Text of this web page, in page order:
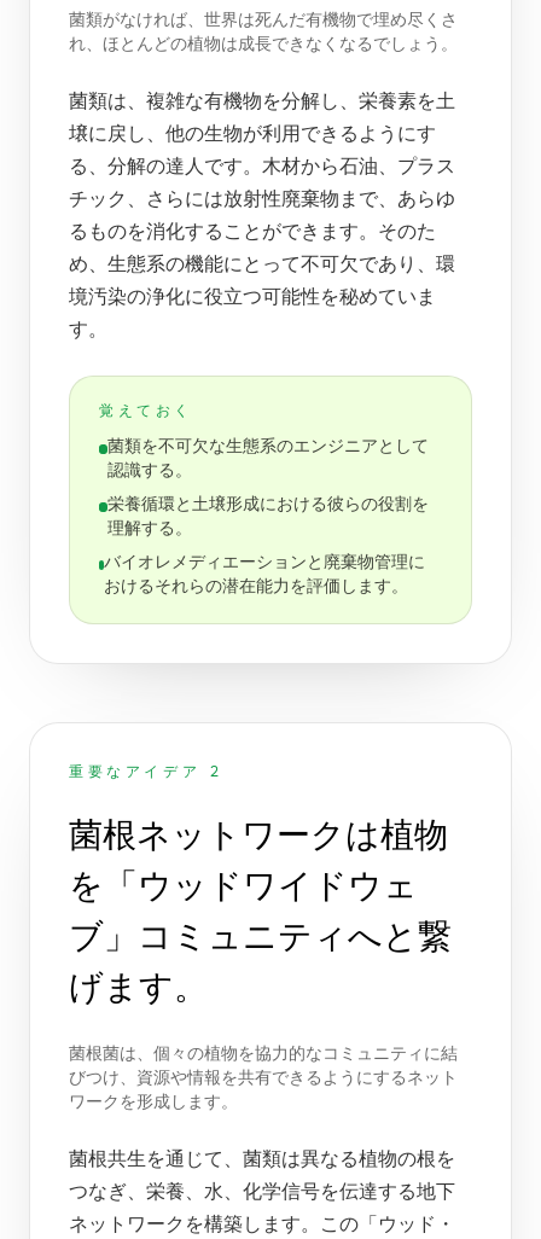
菌類がなければ、世界は死んだ有機物で埋め尽くさ
れ、ほとんどの植物は成長できなくなるでしょう。
菌類は、複雑な有機物を分解し、栄養素を土
壌に戻し、他の生物が利用できるようにす
る、分解の達人です。木材から石油、プラス
チック、さらには放射性廃棄物まで、あらゆ
るものを消化することができます。そのた
め、生態系の機能にとって不可欠であり、環
境汚染の浄化に役立つ可能性を秘めていま
す。
覚えておく
菌類を不可欠な生態系のエンジニアとして
認識する。
栄養循環と土壌形成における彼らの役割を
理解する。
バイオレメディエーションと廃棄物管理に
おけるそれらの潜在能力を評価します。
重要なアイデア 2
菌根ネットワークは植物
を「ウッドワイドウェ
ブ」コミュニティへと繋
げます。
菌根菌は、個々の植物を協力的なコミュニティに結
びつけ、資源や情報を共有できるようにするネット
ワークを形成します。
菌根共生を通じて、菌類は異なる植物の根を
つなぎ、栄養、水、化学信号を伝達する地下
ネットワークを構築します。この「ウッド・